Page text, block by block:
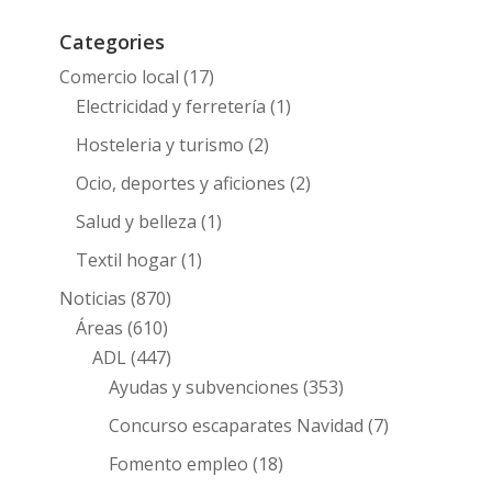
Categories
Comercio local (17)
Electricidad y ferretería (1)
Hosteleria y turismo (2)
Ocio, deportes y aficiones (2)
Salud y belleza (1)
Textil hogar(1)
Noticias (870)
Áreas (610)
ADL(447)
Ayudas y subvenciones (353)
Concurso escaparates Navidad (7)
Fomento empleo (18)